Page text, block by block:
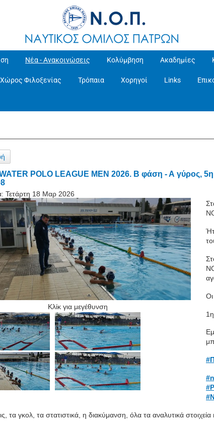
Νέα - Ανακοινώσεις Κολύμβηση Ακαδημίες
Χώρος Φιλοξενίας Τρόπαια Χορηγοί Links
POLO LEAGUE MEN 2026. Β φάση - Α γύρος,
Τετάρτη 18 Μαρ 2026
Κλίκ για μεγέθυνση
τα γκολ, τα στατιστικά, η διακύμανση, όλα τα αναλυτικά